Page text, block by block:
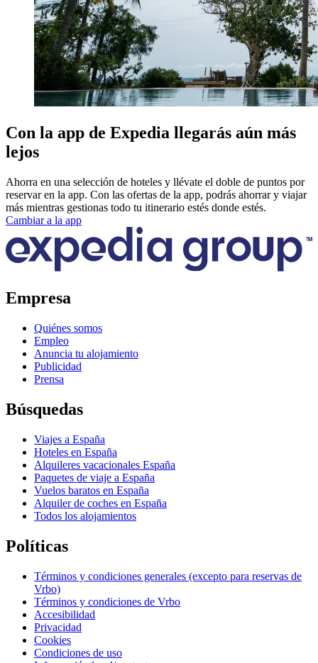
Con la app de Expedia llegarás aún más
lejos
Ahorra en una selección de hoteles y llévate el doble de puntos por
reservar en la app. Con las ofertas de la app, podrás ahorrar y viajar
más mientras gestionas todo tu itinerario estés donde estés.
Cambiar a la app
Empresa
Quiénes somos
Empleo
Anuncia tu alojamiento
Publicidad
Prensa
Búsquedas
Viajes a España
Hoteles en España
Alquileres vacacionales España
Paquetes de viaje a España
Vuelos baratos en España
Alquiler de coches en España
Todos los alojamientos
Políticas
Términos y condiciones generales (excepto para reservas de
Vrbo)
Términos y condiciones de Vrbo
Accesibilidad
Privacidad
Cookies
Condiciones de uso